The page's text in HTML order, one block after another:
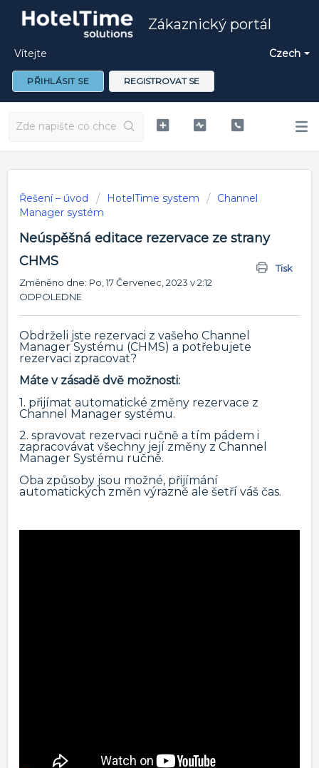
Zákaznický portál
Czech
Vítejte
PŘIHLÁSIT SE REGISTROVAT SE
Řešení – úvod HotelTime system
Channel
Manager systém
Neúspěšná editace rezervace ze strany
CHMS
Tisk
Změněno dne: Po, 17 Červenec, 2023 v 2:12
ODPOLEDNE
Obdrželi jste rezervaci z vašeho Channel
Manager Systému (CHMS) a potřebujete
rezervaci zpracovat?
Máte v zásadě dvě možnosti:
1. přijímat automatické změny rezervace z
Channel Manager systému.
2. spravovat rezervaci ručně a tím pádem i
zapracovávat všechny její změny z Channel
Manager Systému ručně.
Oba způsoby jsou možné, přijímání
automatických změn výrazně ale šetří váš čas.